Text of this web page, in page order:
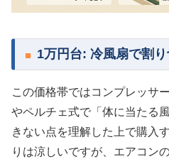
1万円台: 冷風扇で割
この価格帯ではコンプレッサ
やペルチェ式で「体に当たる
きない点を理解した上で購入
りは涼しいですが、エアコン